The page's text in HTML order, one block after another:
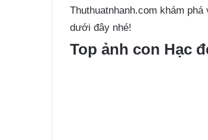
Thuthuatnhanh.com khám
dưới đây nhé!
Top ảnh con Hạc